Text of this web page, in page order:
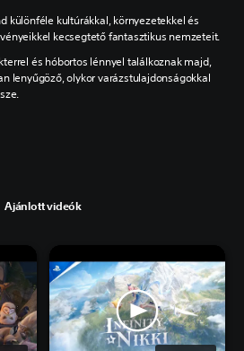
különféle kultúrákkal, környezetekkel és
kecsegtető fantasztikus nemzeteit.
és hóbortos lénnyel találkoznak majd,
lenyűgöző, olykor varázstulajdonságokkal
Ajánlott videók